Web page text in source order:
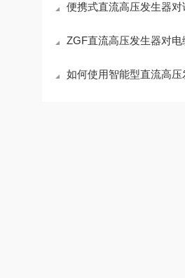
便携式直流高压发生器对试品测试
ZGF直流高压发生器对电缆短路崩
如何使用智能型直流高压发生器